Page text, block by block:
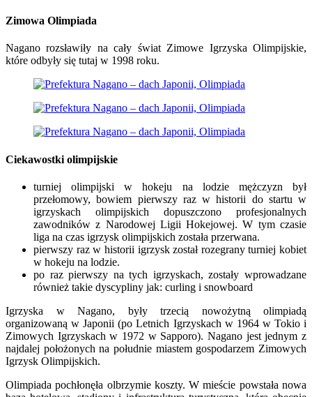
Zimowa Olimpiada
Nagano rozsławiły na cały świat Zimowe Igrzyska Olimpijskie,
które odbyły się tutaj w 1998 roku.
Ciekawostki olimpijskie
turniej olimpijski w hokeju na lodzie mężczyzn był
przełomowy, bowiem pierwszy raz w historii do startu w
igrzyskach olimpijskich dopuszczono profesjonalnych
zawodników z Narodowej Ligii Hokejowej. W tym czasie
liga na czas igrzysk olimpijskich została przerwana.
pierwszy raz w historii igrzysk został rozegrany turniej kobiet
w hokeju na lodzie.
po raz pierwszy na tych igrzyskach, zostały wprowadzane
również takie dyscypliny jak: curling i snowboard
Igrzyska w Nagano, były trzecią nowożytną olimpiadą
organizowaną w Japonii (po Letnich Igrzyskach w 1964 w Tokio i
Zimowych Igrzyskach w 1972 w Sapporo). Nagano jest jednym z
najdalej położonych na południe miastem gospodarzem Zimowych
Igrzysk Olimpijskich.
Olimpiada pochłonęła olbrzymie koszty. W mieście powstała nowa